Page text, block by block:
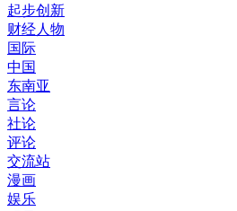
起步创新
财经人物
国际
中国
东南亚
言论
社论
评论
交流站
漫画
娱乐